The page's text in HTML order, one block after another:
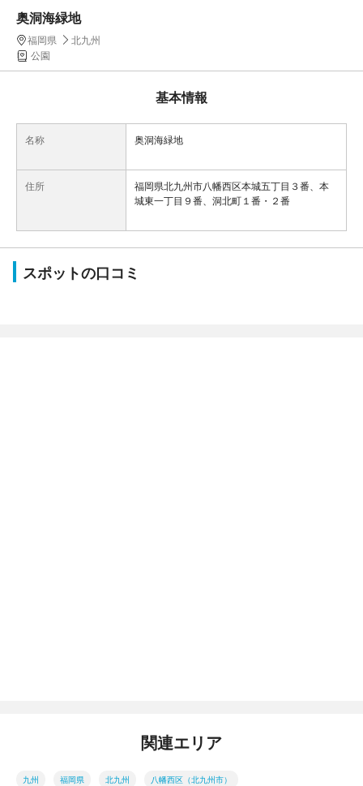
奥洞海緑地
福岡県
北九州
公園
基本情報
名称 奥洞海緑地
住所
福岡県北九州市八幡西区本城五丁目３番、本
城東一丁目９番、洞北町１番・２番
スポットの口コミ
関連エリア
九州 福岡県 北九州 八幡西区（北九州市）